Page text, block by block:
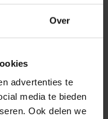
Over
advertenties te
media te bieden
Ook delen we
001